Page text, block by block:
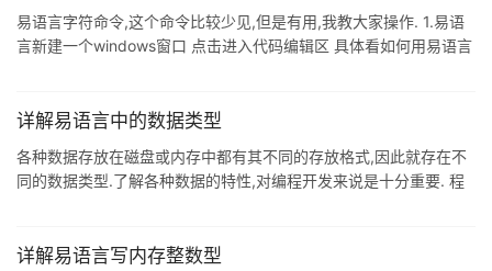
・ 双拼输入法: quvg(1.23) ・ 英文
易语言字符命令,这个命令比较少见,但是有用,我教大家操作. 1.易语
言新建一个windows窗口 点击进入代码编辑区 具体看如何用易语言
围为0~255 我们输入100看看 5.运用调试输出这个函数,具体看易语
d 这个需要对照 ASCII表看看
详解易语言中的数据类型
各种数据存放在磁盘或内存中都有其不同的存放格式,因此就存在不
同的数据类型.了解各种数据的特性,对编程开发来说是十分重要. 程
的描述也要通过运算符. 1.易语言的数据类型 一个程序内部应包括两
详解易语言写内存整数型